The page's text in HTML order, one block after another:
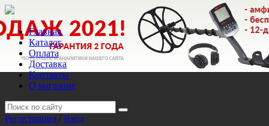
Главная
Каталог
Оплата
Доставка
Контакты
О магазине
Регистрация / Вход